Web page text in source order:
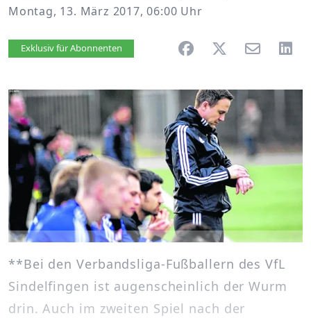
Montag, 13. März 2017, 06:00 Uhr
Artikel vorlesen
Exklusiv für Abonnenten
**Bei den Verbandsliga-Fußballern des VfL
Sindelfingen ist augenscheinlich der Wurm
drin. Auch im zweiten Spiel nach der